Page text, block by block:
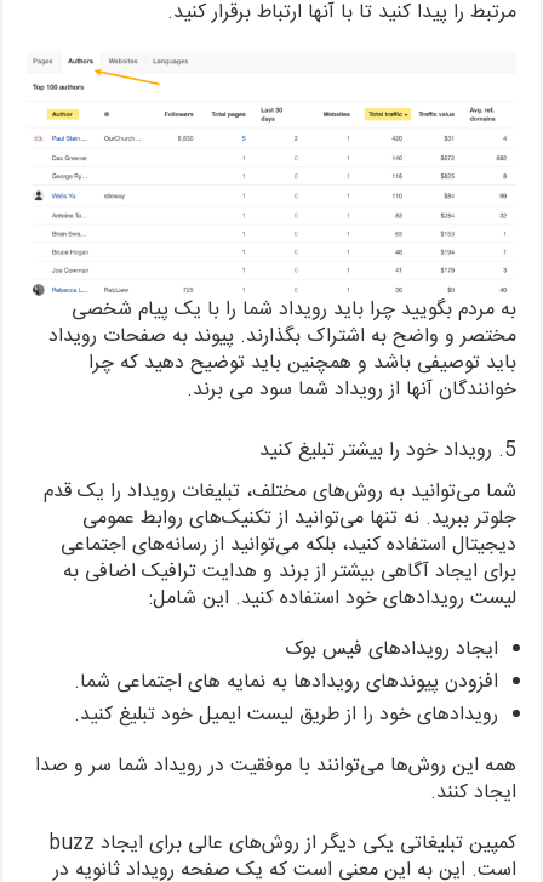
مرتبط را پیدا کنید تا با آنها ارتباط برقرار کنید.
به مردم بگویید چرا باید رویداد شما را با یک پیام شخصی
مختصر و واضح به اشتراک بگذارند. پیوند به صفحات رویداد
باید توصیفی باشد و همچنین باید توضیح دهید که چرا
خوانندگان آنها از رویداد شما سود می برند.
5. رویداد خود را بیشتر تبلیغ کنید
شما می‌توانید به روش‌های مختلف، تبلیغات رویداد را یک قدم
جلوتر ببرید. نه تنها می‌توانید از تکنیک‌های روابط عمومی
دیجیتال استفاده کنید، بلکه می‌توانید از رسانه‌های اجتماعی
برای ایجاد آگاهی بیشتر از برند و هدایت ترافیک اضافی به
لیست رویدادهای خود استفاده کنید. این شامل:
ایجاد رویدادهای فیس بوک
افزودن پیوندهای رویدادها به نمایه های اجتماعی شما.
رویدادهای خود را از طریق لیست ایمیل خود تبلیغ کنید.
همه این روش‌ها می‌توانند با موفقیت در رویداد شما سر و صدا
ایجاد کنند.
کمپین تبلیغاتی یکی دیگر از روش‌های عالی برای ایجاد buzz
است. این به این معنی است که یک صفحه رویداد ثانویه در